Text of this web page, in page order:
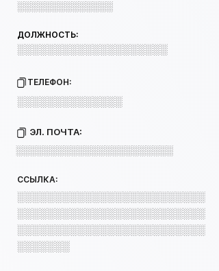
░░░░░░░░░░░░░░
ДОЛЖНОСТЬ:
░░░░░░░░░░░░░░░░░░░░
ТЕЛЕФОН:
░░░░░░░░░░░░░░
ЭЛ. ПОЧТА:
░░░░░░░░░░░░░░░░░░░░░░░
ССЫЛКА:
░░░░░░░░░░░░░░░░░░░░░░░░░
░░░░░░░░░░░░░░░░░░░░░░░░░
░░░░░░░░░░░░░░░░░░░░░░░░░
░░░░░░░